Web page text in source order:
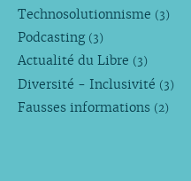
Technosolutionnisme (3)
Podcasting (3)
Actualité du Libre (3)
Diversité - Inclusivité (3)
Fausses informations (2)